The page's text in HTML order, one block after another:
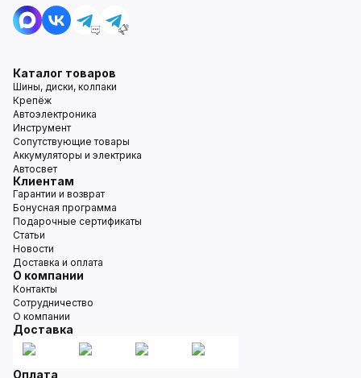
Каталог товаров
Шины, диски, колпаки
Крепёж
Автоэлектроника
Инструмент
Сопутствующие товары
Аккумуляторы и электрика
Автосвет
Клиентам
Гарантии и возврат
Бонусная программа
Подарочные сертификаты
Статьи
Новости
Доставка и оплата
О компании
Контакты
Сотрудничество
О компании
Доставка
Оплата